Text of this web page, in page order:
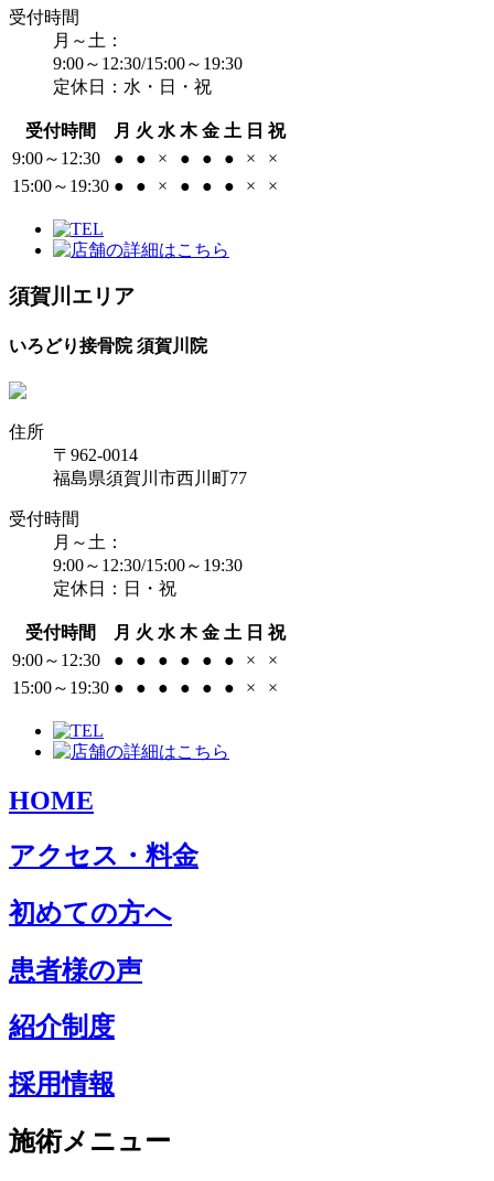
受付時間
月～土：
9:00～12:30/15:00～19:30
定休日：水・日・祝
受付時間 月 火 水 木 金 土 日 祝
9:00～12:30
● ● × ● ● ● ×
×
15:00～19:30 ● ● × ● ● ● × ×
須賀川エリア
いろどり接骨院 須賀川院
住所
〒962-0014
福島県須賀川市西川町77
受付時間
月～土：
9:00～12:30/15:00～19:30
定休日：日・祝
受付時間 月 火 水 木 金 土 日 祝
9:00～12:30
● ● ● ● ● ● ×
×
15:00～19:30 ● ● ● ● ● ● × ×
HOME
アクセス・料金
初めての方へ
患者様の声
紹介制度
採用情報
施術メニュー